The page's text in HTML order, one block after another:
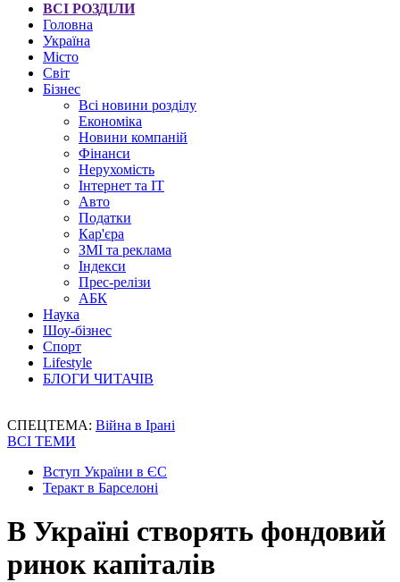
ВСІ РОЗДІЛИ
Головна
Україна
Місто
Світ
Бізнес
Всі новини розділу
Економіка
Новини компаній
Фінанси
Нерухомість
Інтернет та IT
Авто
Податки
Кар'єра
ЗМІ та реклама
Індекси
Прес-релізи
АБК
Наука
Шоу-бізнес
Спорт
Lifestyle
БЛОГИ ЧИТАЧІВ
СПЕЦТЕМА: Війна в Ірані
ВСІ ТЕМИ
Вступ України в ЄС
Теракт в Барселоні
В Україні створять фондовий
ринок капіталів